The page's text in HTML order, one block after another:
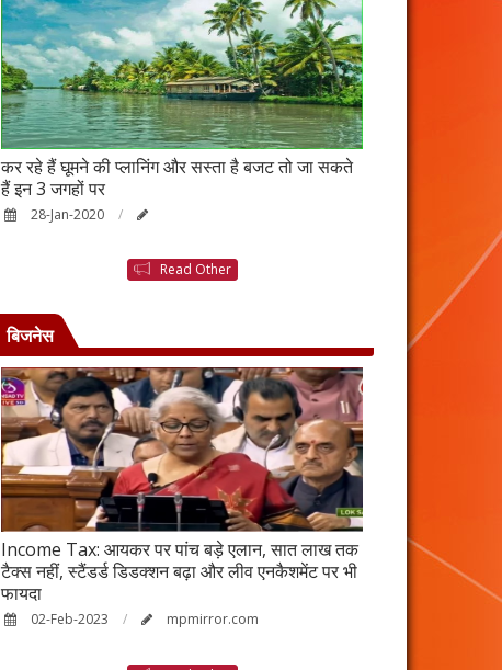
कर रहे हैं घूमने की प्लानिंग और सस्ता है बजट तो जा सकते
हैं इन 3 जगहों पर
28-Jan-2020
Read Other
बिजनेस
Income Tax: आयकर पर पांच बड़े एलान, सात लाख तक
टैक्स नहीं, स्टैंडर्ड डिडक्शन बढ़ा और लीव एनकैशमेंट पर भी
फायदा
02-Feb-2023 mpmirror.com
वर्ष 2023 में भी
विकेंद्रीकरण का
17-Jan-2023